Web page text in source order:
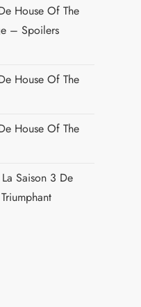
House Of The
– Spoilers
House Of The
House Of The
Saison 3 De